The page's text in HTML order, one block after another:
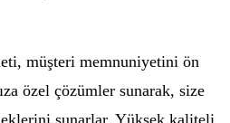
müşteri memnuniyetini ön
özel çözümler sunarak, size
sunarlar. Yüksek kaliteli